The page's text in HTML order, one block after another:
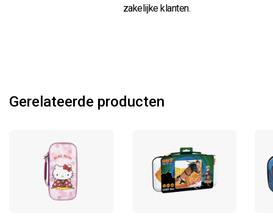
zakelijke klanten.
Gerelateerde producten